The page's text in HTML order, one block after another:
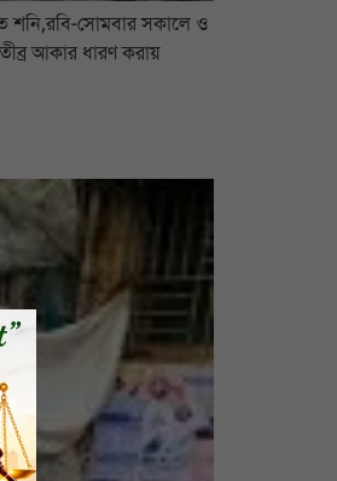
শনি,রবি-সোমবার সকালে ও
আকার ধারণ করায়